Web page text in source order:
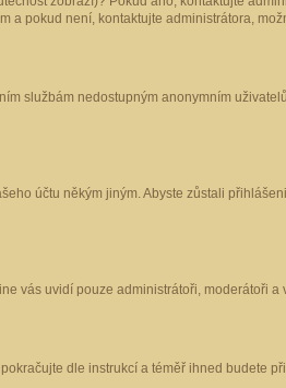
a pokud není, kontaktujte administrátora,
službám nedostupným anonymním
účtu někým jiným. Abyste zůstali
vás uvidí pouze administrátoři, moderátoři
pokračujte dle instrukcí a téměř ihned budete